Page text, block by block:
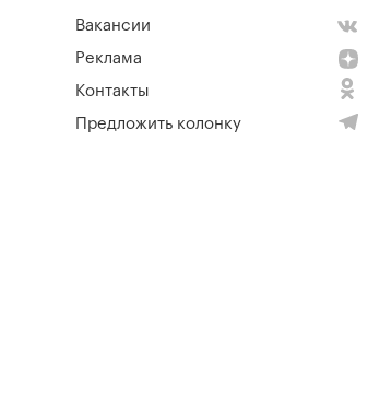
Вакансии
Реклама
Контакты
Предложить колонку